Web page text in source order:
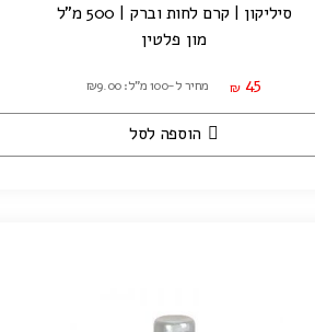
סיליקון | קרם לחות וברק | 500 מ"ל
מון פלטין
₪ 45 מחיר ל-100 מ"ל: ₪9.00
הוספה לסל